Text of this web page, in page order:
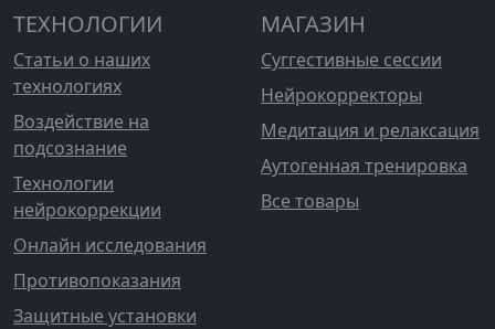
ТЕХНОЛОГИИ
Статьи о наших
технологиях
Воздействие на
подсознание
Технологии
нейрокоррекции
Онлайн исследования
Противопоказания
Защитные установки
МАГАЗИН
Суггестивные сессии
Нейрокорректоры
Медитация и релаксация
Аутогенная тренировка
Все товары